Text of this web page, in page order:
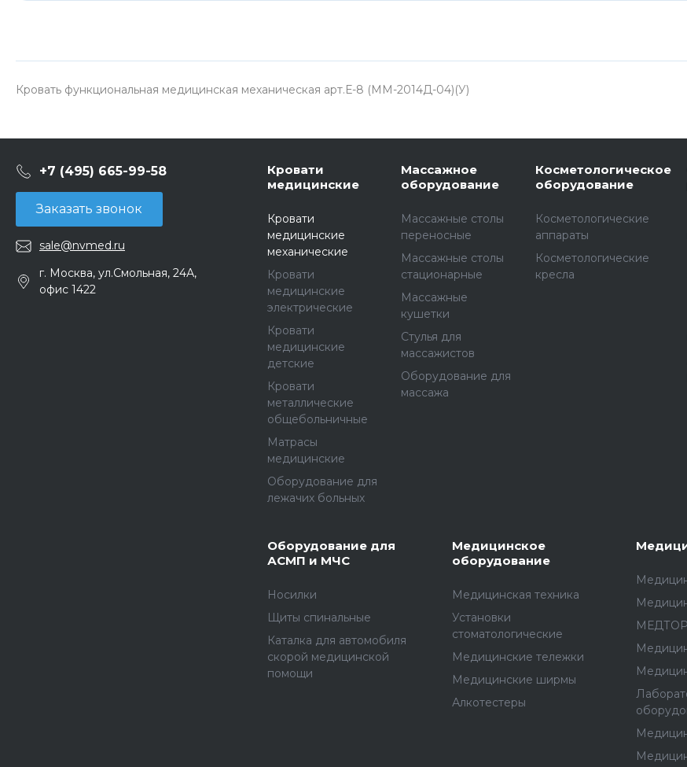
Кровать функциональная медицинская механическая арт.Е-8 (ММ-2014Д-04)(У)
+7 (495) 665-99-58
Заказать звонок
sale@nvmed.ru
г. Москва, ул.Смольная, 24А,
офис 1422
Кровати
медицинские
Кровати
медицинские
механические
Кровати
медицинские
электрические
Кровати
медицинские
детские
Кровати
металлические
общебольничные
Матрасы
медицинские
Оборудование для
лежачих больных
Массажное
оборудование
Массажные столы
переносные
Массажные столы
стационарные
Массажные
кушетки
Стулья для
массажистов
Оборудование для
массажа
Косметологическое
оборудование
Косметологические
аппараты
Косметологические
кресла
Оборудование для
АСМП и МЧС
Носилки
Щиты спинальные
Каталка для автомобиля
скорой медицинской
помощи
Медицинское
оборудование
Медицинская техника
Установки
стоматологические
Медицинские тележки
Медицинские ширмы
Алкотестеры